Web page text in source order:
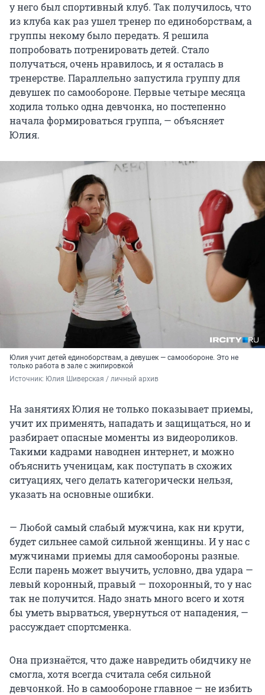
у него был спортивный клуб. Так получилось, что
из клуба как раз ушел тренер по единоборствам, а
группы некому было передать. Я решила
попробовать потренировать детей. Стало
получаться, очень нравилось, и я осталась в
тренерстве. Параллельно запустила группу для
девушек по самообороне. Первые четыре месяца
ходила только одна девчонка, но постепенно
начала формироваться группа, — объясняет
Юлия.
Юлия учит детей единоборствам, а девушек — самообороне. Это не
только работа в зале с экипировкой
Источник: Юлия Шиверская / личный архив
На занятиях Юлия не только показывает приемы,
учит их применять, нападать и защищаться, но и
разбирает опасные моменты из видеороликов.
Такими кадрами наводнен интернет, и можно
объяснить ученицам, как поступать в схожих
ситуациях, чего делать категорически нельзя,
указать на основные ошибки.
— Любой самый слабый мужчина, как ни крути,
будет сильнее самой сильной женщины. И у нас с
мужчинами приемы для самообороны разные.
Если парень может выучить, условно, два удара —
левый коронный, правый — похоронный, то у нас
так не получится. Надо знать много всего и хотя
бы уметь вырваться, увернуться от нападения, —
рассуждает спортсменка.
Она признаётся, что даже навредить обидчику не
смогла, хотя всегда считала себя сильной
девчонкой. Но в самообороне главное — не избить